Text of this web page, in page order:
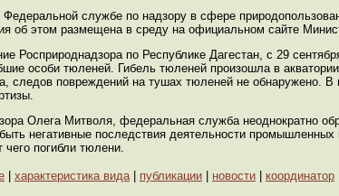
службе по надзору в сфере
об этом размещена в среду на официальном сайте
Росприроднадзора по Республике Дагестан, с 29
особи тюленей. Гибель тюленей произошла в
следов повреждений на тушах тюленей не обнаружено.
Олега Митволя, федеральная служба неоднократно
негативные последствия деятельности
чего погибли тюлени.
характеристика вида| публикации новости координатор